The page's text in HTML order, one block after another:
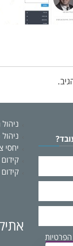
הפרטיות
ניהול
יחסי